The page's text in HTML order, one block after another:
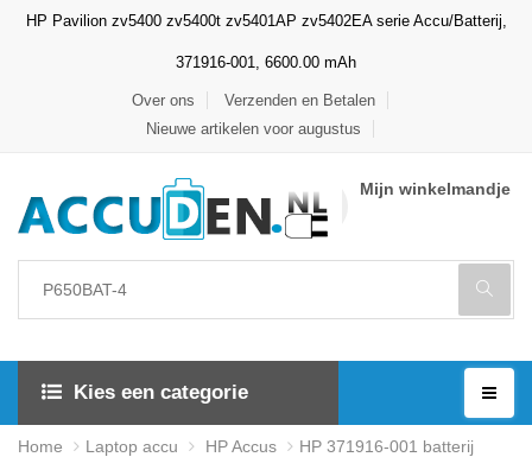
HP Pavilion zv5400 zv5400t zv5401AP zv5402EA serie Accu/Batterij,
371916-001, 6600.00 mAh
Over ons
Verzenden en Betalen
Nieuwe artikelen voor augustus
Mijn winkelmandje
Kies een categorie
Home Laptop accu HP Accus HP 371916-001 batterij